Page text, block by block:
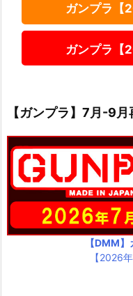
ガンプラ【
ガンプラ【
【ガンプラ】7月-9
【DMM
【2026